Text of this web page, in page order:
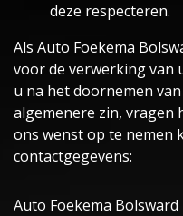
deze respecteren.
Als Auto Foekema
voor de verwerking van
u na het doornemen
algemenere zin, vragen
ons wenst op te nemen
contactgegevens:
Auto Foekema Bolsward